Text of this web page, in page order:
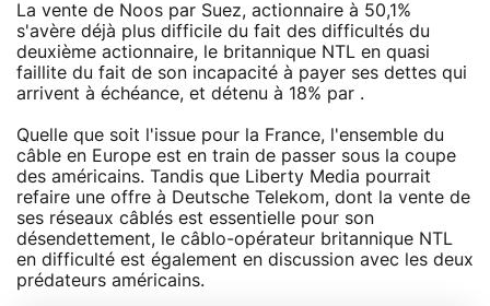
La vente de Noos par Suez, actionnaire à 50,1%
s'avère déjà plus difficile du fait des difficultés du
deuxième actionnaire, le britannique NTL en quasi
faillite du fait de son incapacité à payer ses dettes qui
arrivent à échéance, et détenu à 18% par .
Quelle que soit l'issue pour la France, l'ensemble du
câble en Europe est en train de passer sous la coupe
des américains. Tandis que Liberty Media pourrait
refaire une offre à Deutsche Telekom, dont la vente de
ses réseaux câblés est essentielle pour son
désendettement, le câblo-opérateur britannique NTL
en difficulté est également en discussion avec les deux
prédateurs américains.